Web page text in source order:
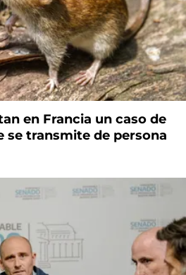
en Francia un caso de
se transmite de persona